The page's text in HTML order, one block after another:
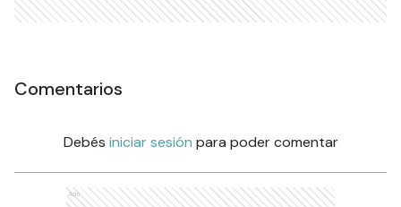
Comentarios
Debés iniciar sesión para poder comentar
Ads